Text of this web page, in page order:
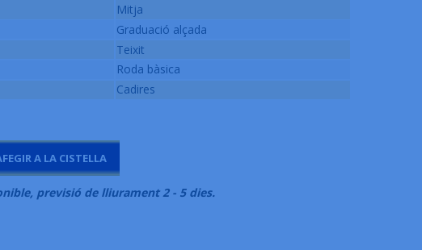
Mitja
Graduació alçada
Teixit
Roda bàsica
Cadires
A LA CISTELLA
previsió de lliurament 2 - 5 dies.